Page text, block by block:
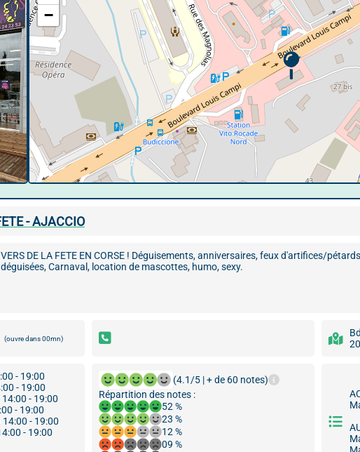
−
- AJACCIO
DE LA FETE EN CORSE ! Déguisements, anniversaires, feux d'artifices/
Carnaval, location de mascottes, humo, sexy.
(ouvre dans 00mn)
- 19:00
- 19:00
- 19:00
- 19:00
- 19:00
- 19:00
(4.1/5 | + de 60 notes)
Répartition des notes :
52 %
23 %
12 %
09 %